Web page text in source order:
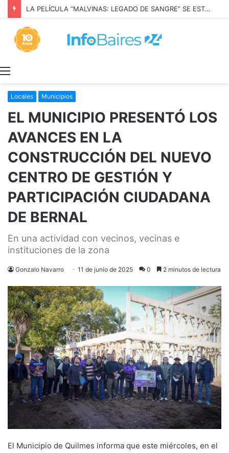
LA PELÍCULA “MALVINAS: LEGADO DE SANGRE” SE ESTRENARÁ EN PRIME VIDEO
Locales Municipios
EL MUNICIPIO PRESENTÓ LOS
AVANCES EN LA
CONSTRUCCIÓN DEL NUEVO
CENTRO DE GESTIÓN Y
PARTICIPACIÓN CIUDADANA
DE BERNAL
En una actividad con vecinos, vecinas e
instituciones de la zona
Gonzalo Navarro 11 de junio de 2025 0 2 minutos de lectura
El Municipio de Quilmes informa que este miércoles, en el